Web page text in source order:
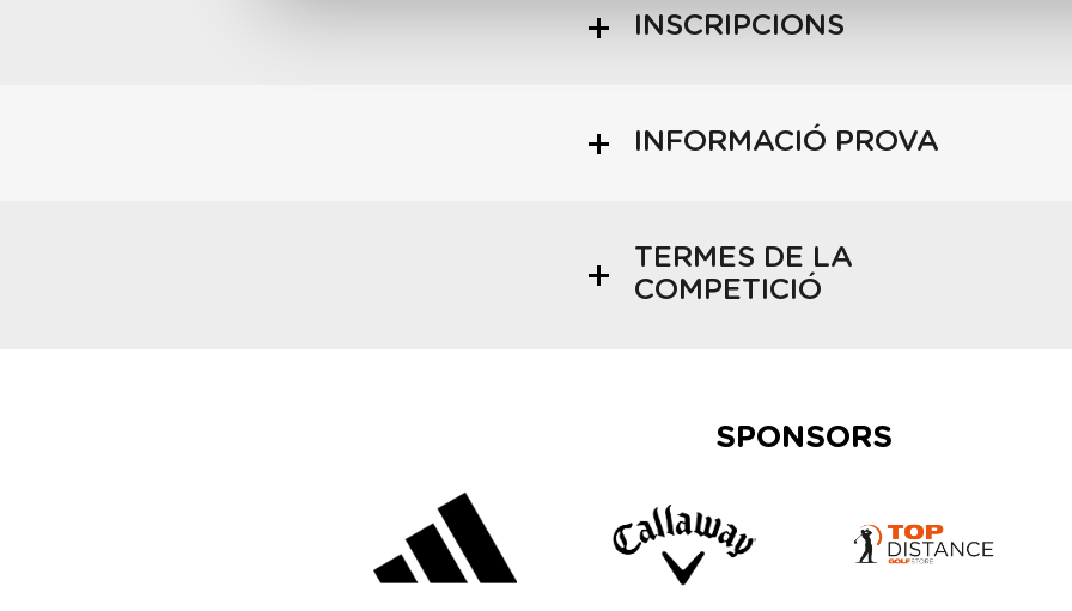
INSCRIPCIONS
INFORMACIÓ PROVA
TERMES DE LA
COMPETICIÓ
SPONSORS